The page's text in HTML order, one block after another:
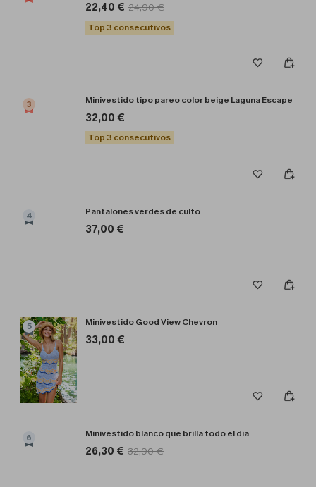
22,40 € 24,90 €
Top 3 consecutivos
3 Minivestido tipo pareo color beige Laguna Escape
32,00 €
Top 3 consecutivos
4 Pantalones verdes de culto
37,00 €
5 Minivestido Good View Chevron
33,00 €
6 Minivestido blanco que brilla todo el día
26,30 € 32,90 €